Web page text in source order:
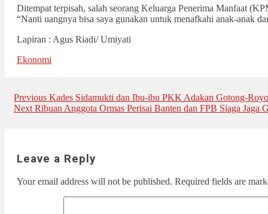
Ditempat terpisah, salah seorang Keluarga Penerima Manfaat
“Nanti uangnya bisa saya gunakan untuk menafkahi anak-anak
Lapiran : Agus Riadi/ Umiyati
Ekonomi
Post
navigation
Previous Previous
post:
Kades Sidamukti dan Ibu-ibu PKK Adakan Gotong-
Next Next
Ribuan Anggota Ormas Perisai Banten dan FPB Siaga Jaga
Leave a Reply
Your email address will not be published. Required fields are